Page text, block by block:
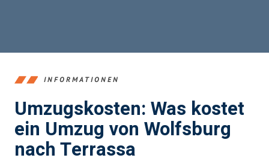
INFORMATIONEN
Umzugskosten: Was kostet
ein Umzug von Wolfsburg
nach Terrassa